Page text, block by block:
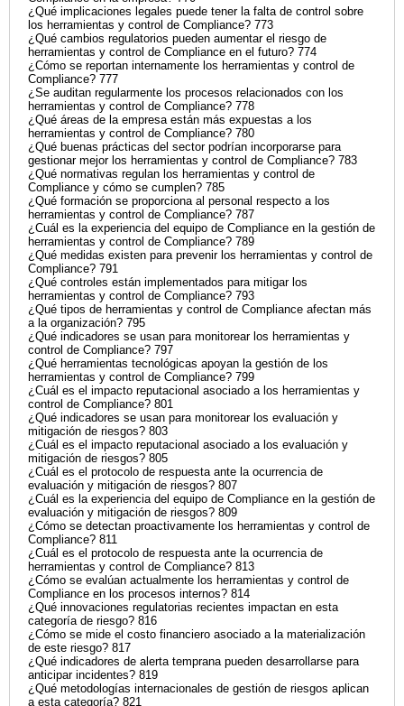
¿Qué implicaciones legales puede tener la falta de control sobre
los herramientas y control de Compliance? 773
¿Qué cambios regulatorios pueden aumentar el riesgo de
herramientas y control de Compliance en el futuro? 774
¿Cómo se reportan internamente los herramientas y control de
Compliance? 777
¿Se auditan regularmente los procesos relacionados con los
herramientas y control de Compliance? 778
¿Qué áreas de la empresa están más expuestas a los
herramientas y control de Compliance? 780
¿Qué buenas prácticas del sector podrían incorporarse para
gestionar mejor los herramientas y control de Compliance? 783
¿Qué normativas regulan los herramientas y control de
Compliance y cómo se cumplen? 785
¿Qué formación se proporciona al personal respecto a los
herramientas y control de Compliance? 787
¿Cuál es la experiencia del equipo de Compliance en la gestión de
herramientas y control de Compliance? 789
¿Qué medidas existen para prevenir los herramientas y control de
Compliance? 791
¿Qué controles están implementados para mitigar los
herramientas y control de Compliance? 793
¿Qué tipos de herramientas y control de Compliance afectan más
a la organización? 795
¿Qué indicadores se usan para monitorear los herramientas y
control de Compliance? 797
¿Qué herramientas tecnológicas apoyan la gestión de los
herramientas y control de Compliance? 799
¿Cuál es el impacto reputacional asociado a los herramientas y
control de Compliance? 801
¿Qué indicadores se usan para monitorear los evaluación y
mitigación de riesgos? 803
¿Cuál es el impacto reputacional asociado a los evaluación y
mitigación de riesgos? 805
¿Cuál es el protocolo de respuesta ante la ocurrencia de
evaluación y mitigación de riesgos? 807
¿Cuál es la experiencia del equipo de Compliance en la gestión de
evaluación y mitigación de riesgos? 809
¿Cómo se detectan proactivamente los herramientas y control de
Compliance? 811
¿Cuál es el protocolo de respuesta ante la ocurrencia de
herramientas y control de Compliance? 813
¿Cómo se evalúan actualmente los herramientas y control de
Compliance en los procesos internos? 814
¿Qué innovaciones regulatorias recientes impactan en esta
categoría de riesgo? 816
¿Cómo se mide el costo financiero asociado a la materialización
de este riesgo? 817
¿Qué indicadores de alerta temprana pueden desarrollarse para
anticipar incidentes? 819
¿Qué metodologías internacionales de gestión de riesgos aplican
a esta categoría? 821